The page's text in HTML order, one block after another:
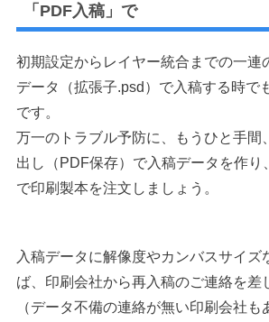
「PDF入稿」で
初期設定からレイヤー統合までの一連
データ（拡張子.psd）で入稿する時で
です。
万一のトラブル予防に、もうひと手間
出し（PDF保存）で入稿データを作り
で印刷製本を注文しましょう。
入稿データに解像度やカンバスサイズ
ば、印刷会社から再入稿のご連絡を差
（データ不備の連絡が無い印刷会社も